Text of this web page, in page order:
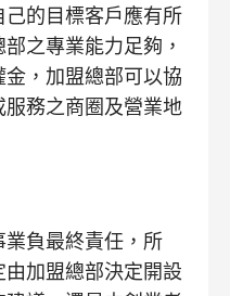
的目標客戶應有所
之專業能力足夠，
，加盟總部可以協
務之商圈及營業地
負最終責任，所
加盟總部決定開設